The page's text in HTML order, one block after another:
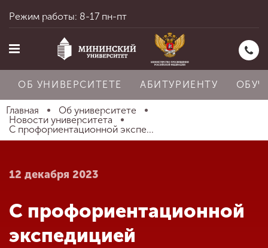
Главная
Абитуриенту
Режим работы: 8-17 пн-пт
ОБ УНИВЕРСИТЕТЕ АБИТУРИЕНТУ
Главная
Об университете
Новости университета
С профориентационной экспе...
12 декабря 2023
С профориентационной
экспедицией